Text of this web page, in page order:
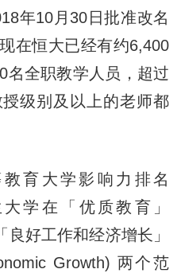
年10月30日批准改名
在恒大已经有约6,400
名全职教学人员，超过
级别及以上的老师都
大学影响力排名
学在「优质教育」
好工作和经济增长」
Growth) 两个范